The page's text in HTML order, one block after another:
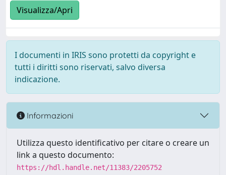
Visualizza/Apri
I documenti in IRIS sono protetti da copyright e
tutti i diritti sono riservati, salvo diversa
indicazione.
Informazioni
Utilizza questo identificativo per citare o creare un
link a questo documento:
https://hdl.handle.net/11383/2205752